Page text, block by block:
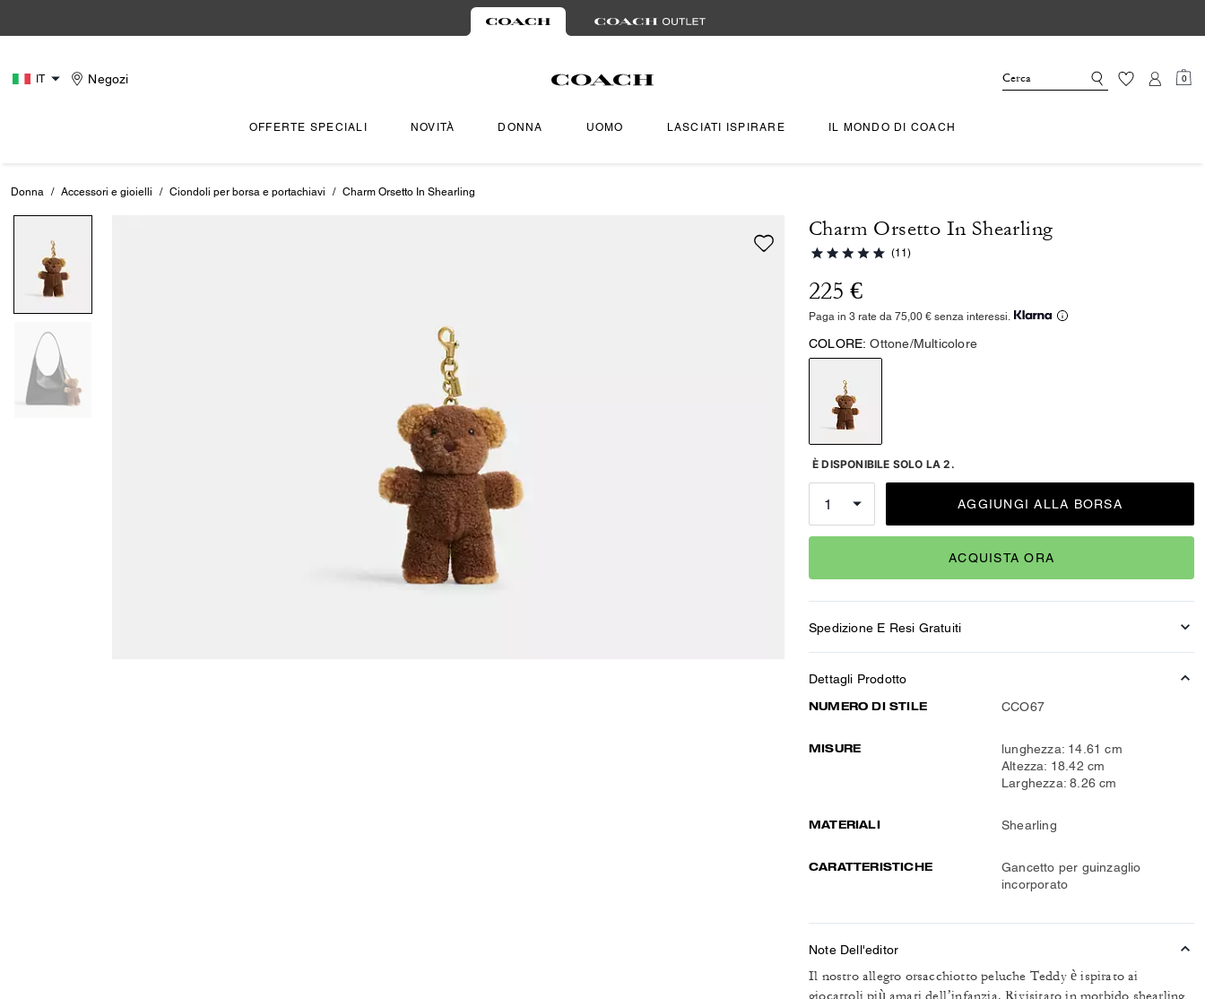
IT Negozi 0
OFFERTE SPECIALI NOVITÀ DONNA UOMO LASCIATI ISPIRARE IL MONDO DI COACH
Donna / Accessori e gioielli / Ciondoli per borsa e portachiavi / Charm Orsetto In Shearling
Charm Orsetto In Shearling
(11)
225 €
Paga in 3 rate da 75,00 € senza interessi.
COLORE: Ottone/Multicolore
È DISPONIBILE SOLO LA 2.
AGGIUNGI ALLA BORSA
ACQUISTA ORA
Spedizione E Resi Gratuiti
Dettagli Prodotto
NUMERO DI STILE
CCO67
MISURE
lunghezza: 14.61 cm
Altezza: 18.42 cm
Larghezza: 8.26 cm
MATERIALI Shearling
CARATTERISTICHE
Gancetto per guinzaglio
incorporato
Note Dell'editor
Il nostro allegro orsacchiotto peluche Teddy è ispirato ai